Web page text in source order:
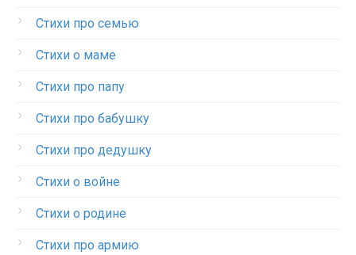
Стихи про семью
Стихи о маме
Стихи про папу
Стихи про бабушку
Стихи про дедушку
Стихи о войне
Стихи о родине
Стихи про армию